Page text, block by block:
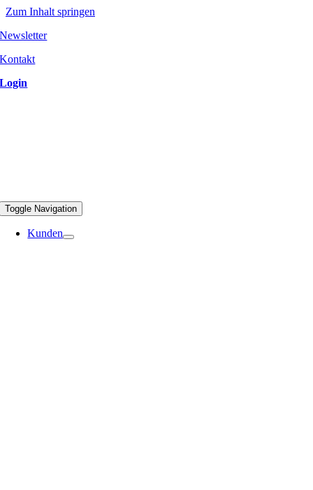
Zum Inhalt springen
Newsletter
Kontakt
Login
Toggle Navigation
Kunden